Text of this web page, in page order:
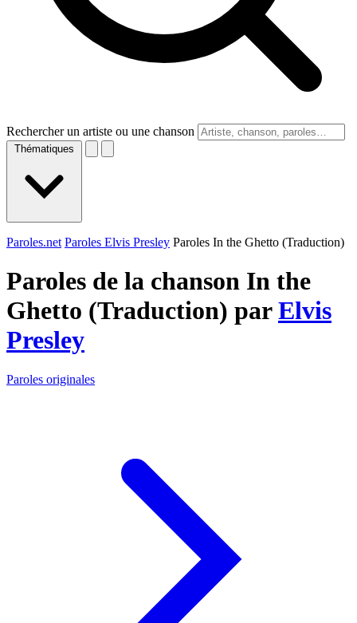
Rechercher un artiste ou une chanson
Thématiques
Paroles.net Paroles Elvis Presley Paroles In the Ghetto (Traduction)
Paroles de la chanson In the
Ghetto (Traduction) parElvis
Presley
Paroles originales